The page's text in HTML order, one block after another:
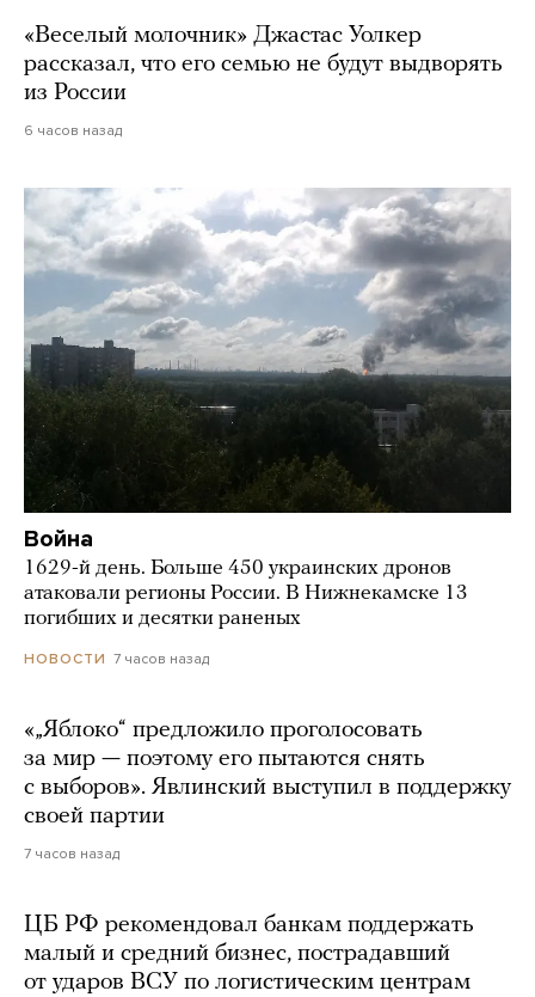
«Веселый молочник» Джастас Уолкер
рассказал, что его семью не будут выдворять
из России
6 часов назад
Война
1629-й день. Больше 450 украинских дронов
атаковали регионы России. В Нижнекамске 13
погибших и десятки раненых
НОВОСТИ 7 часов назад
«„Яблоко“ предложило проголосовать
за мир — поэтому его пытаются снять
с выборов». Явлинский выступил в поддержку
своей партии
7 часов назад
ЦБ РФ рекомендовал банкам поддержать
малый и средний бизнес, пострадавший
от ударов ВСУ по логистическим центрам